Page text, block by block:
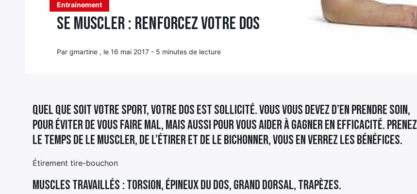
Entrainement
Se muscler : renforcez votre dos
Par gmartine , le 16 mai 2017 - 5 minutes de lecture
Quel que soit votre sport, votre dos est sollicité. Vous vous devez d’en prendre soin,
pour éviter de vous faire mal, mais aussi pour vous aider à gagner en efficacité. Prenez
le temps de le muscler, de l’étirer et de le bichonner, vous en verrez les bénéfices.
Étirement tire-bouchon
Muscles travaillés : torsion, épineux du dos, grand dorsal, trapèzes.